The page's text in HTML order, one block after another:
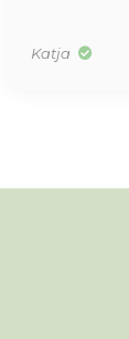
Katja